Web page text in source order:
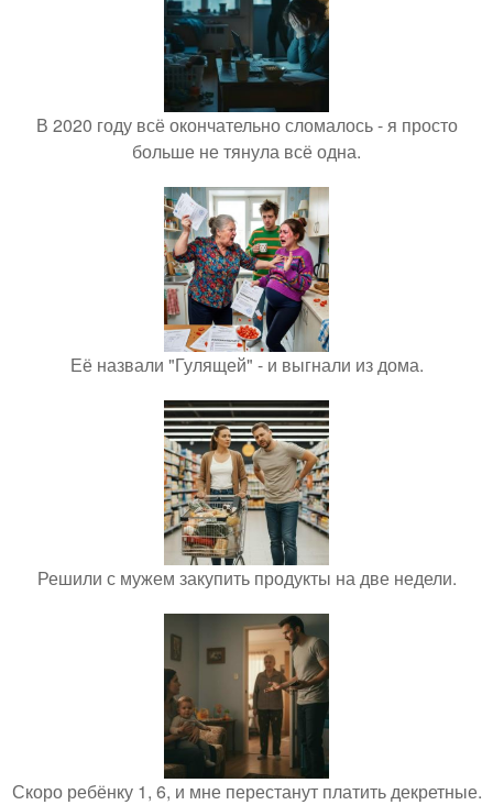
В 2020 году всё окончательно сломалось - я просто
больше не тянула всё одна.
Её назвали "Гулящей" - и выгнали из дома.
Решили с мужем закупить продукты на две недели.
Скоро ребёнку 1, 6, и мне перестанут платить декретные.